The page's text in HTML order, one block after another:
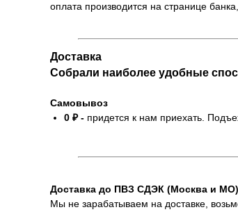
оплата производится на странице
Доставка
Собрали наиболее удобные
Самовывоз
0 ₽ - придется к нам приехать.
Доставка до ПВЗ СДЭК (Москва и МО)
Мы не зарабатываем на доставке,